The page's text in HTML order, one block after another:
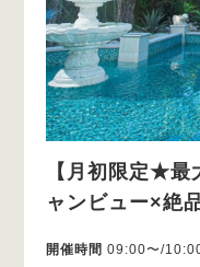
【月初限定★最
ャンビュー×絶
開催時間 09:00〜/